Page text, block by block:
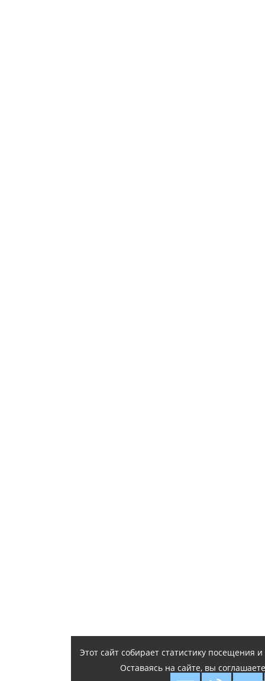
Этот сайт собирает статистику посещения
Оставаясь на сайте, вы